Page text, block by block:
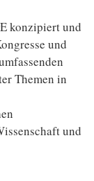
konzipiert und
und
Themen in
und